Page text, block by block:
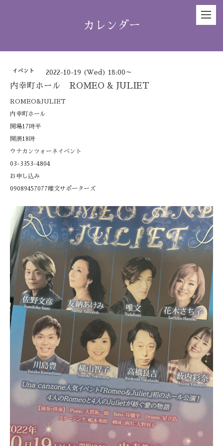
カレンダー
イベント 2022-10-19 (Wed) 18:00～
内幸町ホール ROMEO & JULIET
ROMEO&JULIET
内幸町ホール
開場17時半
開演18時
ウナカンツォーネイベント
03-3353-4804
お申し込み
09089457077唯文サポーターズ